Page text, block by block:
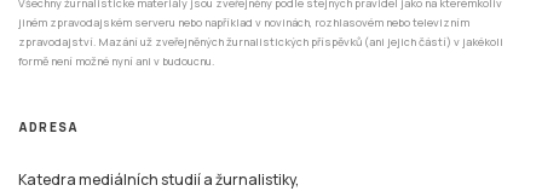
jiném zpravodajském serveru nebo například v novinách, rozhlasovém nebo televizním
zpravodajství. Mazání už zveřejněných žurnalistických příspěvků (ani jejich částí) v jakékoli
formě není možné nyní ani v budoucnu.
ADRESA
Katedra mediálních studií a žurnalistiky,